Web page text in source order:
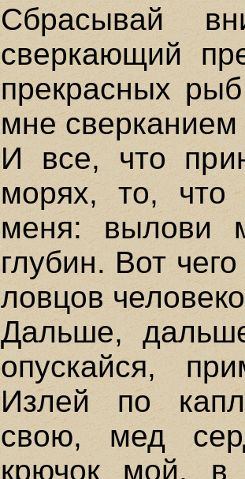
Сбрасывай
сверкающий
прекрасных
мне
И все, что
морях, то,
меня: вылови
глубин. Вот
ловцов
Дальше,
опускайся,
Излей по
свою, мед
крючок мой, в